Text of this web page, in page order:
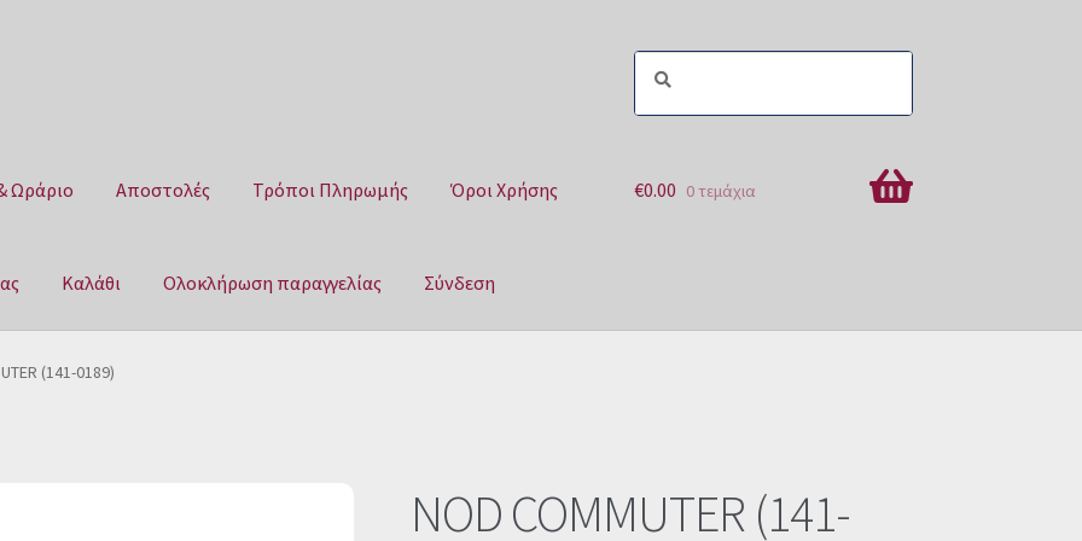
Ωράριο Αποστολές Τρόποι Πληρωμής Όροι Χρήσης
Καλάθι Ολοκλήρωση παραγγελίας Σύνδεση
Αποστολές Τρόποι Πληρωμής
€0.00 0 τεμάχια
(141-0189)
NOD COMMUTER (141-